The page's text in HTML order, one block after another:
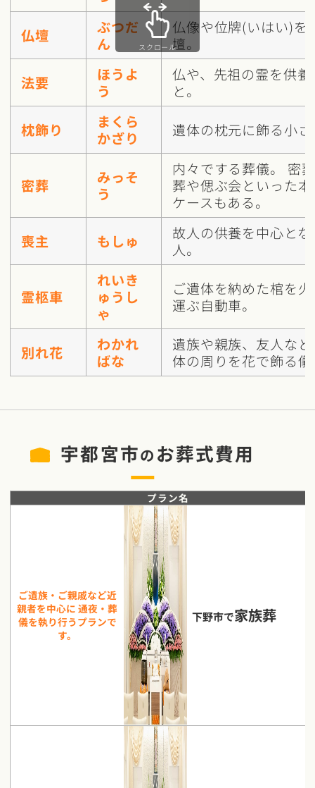
仏壇
ぶつだ
ん
仏像や位牌(いはい)を
壇。
法要
ほうよ
う
仏や、先祖の霊を供
と。
枕飾り
まくら
かざり
遺体の枕元に飾る小
密葬
みっそ
う
内々でする葬儀。 密
葬や偲ぶ会といった
ケースもある。
喪主
もしゅ
故人の供養を中心と
人。
霊柩車
れいき
ゅうし
ゃ
ご遺体を納めた棺を
運ぶ自動車。
別れ花
わかれ
ばな
遺族や親族、友人な
体の周りを花で飾る
スクロール
宇都宮市の お葬式費用
プラン名
ご遺族・ご親戚など近
親者を中心に 通夜・葬
儀を執り行うプランで
す。
下野市で家族葬